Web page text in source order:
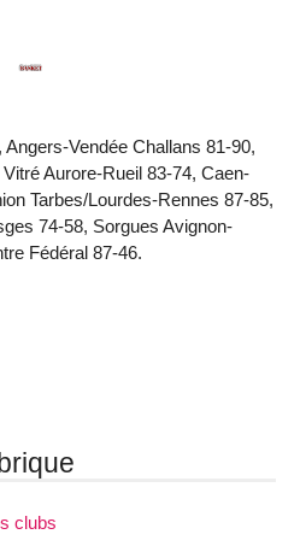
Vendée Challans 81-90,
Aurore-Rueil 83-74, Caen-
Tarbes/Lourdes-Rennes 87-85,
74-58, Sorgues Avignon-
Fédéral 87-46.
clubs